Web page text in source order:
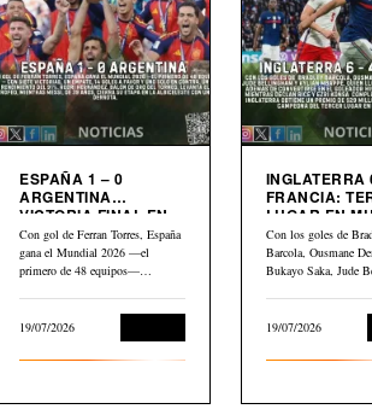
ESPAÑA 1 – 0
ARGENTINA
VICTORIA FINAL EN
MUNDIAL 2026
Con gol de Ferran Torres, España
gana el Mundial 2026 —el
primero de 48 equipos—…
19/07/2026
INGLATERRA
FRANCIA: TERCER
LUGAR EN
2026
Con los goles de
Barcola, Ousmane
Bukayo Saka, Jude
19/07/2026